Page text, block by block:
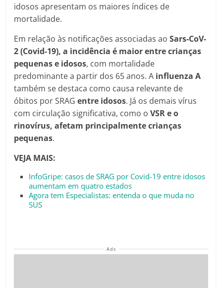
idosos apresentam os maiores índices de
mortalidade.
Em relação às notificações associadas aoSars-CoV-
2 (Covid-19), a incidência é maior entre crianças
pequenas e idosos, com mortalidade
predominante a partir dos 65 anos. A influenza A
também se destaca como causa relevante de
óbitos por SRAGentre idosos. Já os demais vírus
com circulação significativa, como oVSR e o
rinovírus, afetam principalmente crianças
pequenas.
VEJA MAIS:
InfoGripe: casos de SRAG por Covid-19 entre idosos
aumentam em quatro estados
Agora tem Especialistas: entenda o que muda no
SUS
Ads